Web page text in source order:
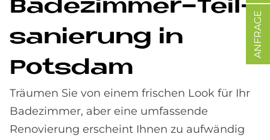
Ba­de­zim­mer-Teil­
sa­nie­rung in
Pots­dam
Träumen Sie von einem frischen Look für Ihr
Badezimmer, aber eine umfassende
Renovierung erscheint Ihnen zu aufwändig
ANFRAGE